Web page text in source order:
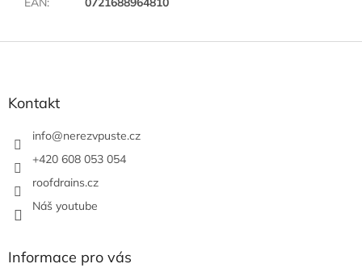
Z
Kontakt
info@nerezvpuste.cz
+420 608 053 054
roofdrains.cz
Náš youtube
Informace pro vás